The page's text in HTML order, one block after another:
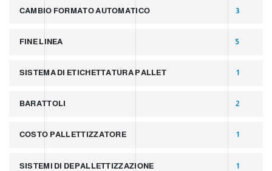
CAMBIO FORMATO AUTOMATICO 3
FINE LINEA 5
SISTEMA DI ETICHETTATURA PALLET 1
BARATTOLI 2
COSTO PALLETTIZZATORE 1
SISTEMI DI DEPALLETTIZZAZIONE 1